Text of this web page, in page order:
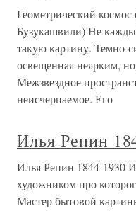
Геометрический
Бузукашвили) Не
такую картину. Темно-
освещенная неярким,
Межзвездное
неисчерпаемое. Его
Илья Репин
Илья Репин 1844-1930
художником про
Мастер бытовой